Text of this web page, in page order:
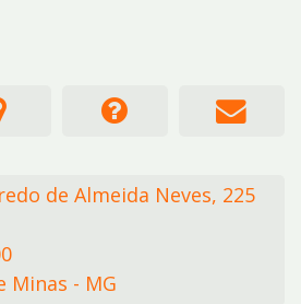
de Almeida Neves, 225
Minas - MG